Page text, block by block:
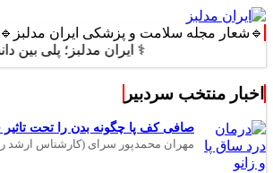
🔹شعار مجله سلامت و پزشکی ایران مدلبز🔹
⚕️ ایران مدلبز؛ پلی بین دانش
اخبار منتخب سردبیر
صافی کف پا چگونه بدن را تحت تاثیر
مهران محمدپور سرای (کارشناس ارشد